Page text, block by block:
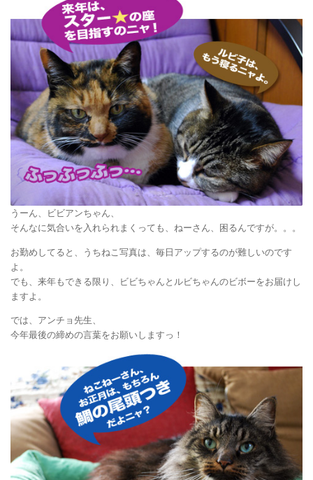
うーん、ビビアンちゃん、
そんなに気合いを入れられまくっても、ねーさん、困るんですが。。。
お勤めしてると、うちねこ写真は、毎日アップするのが難しいのです
よ。
でも、来年もできる限り、ビビちゃんとルビちゃんのビボーをお届けし
ますよ。
では、アンチョ先生、
今年最後の締めの言葉をお願いしますっ！